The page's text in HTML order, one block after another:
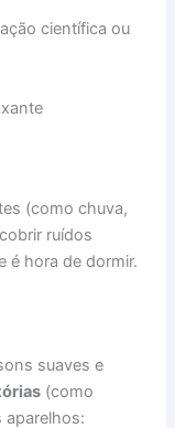
científica ou
(como chuva,
ruídos
é hora de dormir.
suaves e
(como
aparelhos: